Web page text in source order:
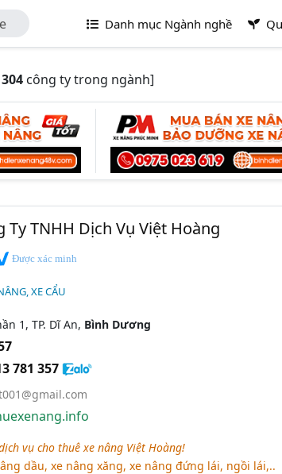
Danh mục Ngành nghề
304 công ty trong ngành]
Ty TNHH Dịch Vụ Việt Hoàng
Được xác minh
XE CẨU
1, TP. Dĩ An, Bình Dương
781 357
vụ cho thuê xe nâng Việt Hoàng!
dầu, xe nâng xăng, xe nâng đứng lái, ngồi lái,..